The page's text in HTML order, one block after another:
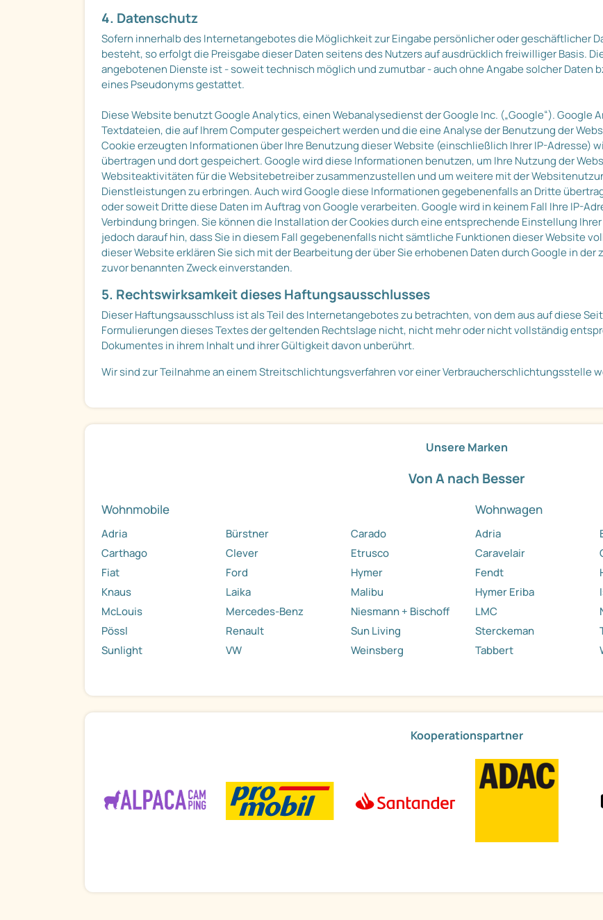
4. Datenschutz
Sofern innerhalb des Internetangebotes die Möglichkeit zur Eingabe persönlicher oder geschäftlicher
besteht, so erfolgt die Preisgabe dieser Daten seitens des Nutzers auf ausdrücklich freiwilliger Basis.
angebotenen Dienste ist - soweit technisch möglich und zumutbar - auch ohne Angabe solcher Daten
eines Pseudonyms gestattet.
Diese Website benutzt Google Analytics, einen Webanalysedienst der Google Inc. („Google“). Google
Textdateien, die auf Ihrem Computer gespeichert werden und die eine Analyse der Benutzung der
Cookie erzeugten Informationen über Ihre Benutzung dieser Website (einschließlich Ihrer IP-Adresse)
übertragen und dort gespeichert. Google wird diese Informationen benutzen, um Ihre Nutzung der
Websiteaktivitäten für die Websitebetreiber zusammenzustellen und um weitere mit der
Dienstleistungen zu erbringen. Auch wird Google diese Informationen gegebenenfalls an Dritte
oder soweit Dritte diese Daten im Auftrag von Google verarbeiten. Google wird in keinem Fall Ihre IP-
Verbindung bringen. Sie können die Installation der Cookies durch eine entsprechende Einstellung
jedoch darauf hin, dass Sie in diesem Fall gegebenenfalls nicht sämtliche Funktionen dieser Website
dieser Website erklären Sie sich mit der Bearbeitung der über Sie erhobenen Daten durch Google in
zuvor benannten Zweck einverstanden.
5. Rechtswirksamkeit dieses Haftungsausschlusses
Dieser Haftungsausschluss ist als Teil des Internetangebotes zu betrachten, von dem aus auf diese
Formulierungen dieses Textes der geltenden Rechtslage nicht, nicht mehr oder nicht vollständig
Dokumentes in ihrem Inhalt und ihrer Gültigkeit davon unberührt.
Wir sind zur Teilnahme an einem Streitschlichtungsverfahren vor einer Verbraucherschlichtungsstelle
Unsere Marken
Von A nach Besser
Wohnmobile
Adria Bürstner
Carado
Carthago
Clever
Etrusco
Fiat
Ford
Hymer
Knaus
Laika
Malibu
McLouis
Mercedes-Benz
Niesmann + Bischoff
Pössl
Renault
Sun Living
Sunlight
VW Weinsberg
Wohnwagen
Adria
Caravelair
Fendt
Hymer Eriba
LMC
Sterckeman
Tabbert
Kooperationspartner